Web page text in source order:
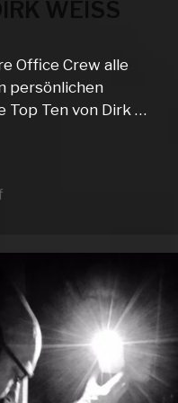
WEISS
Office Crew alle
persönlichen
Top Ten von Dirk …